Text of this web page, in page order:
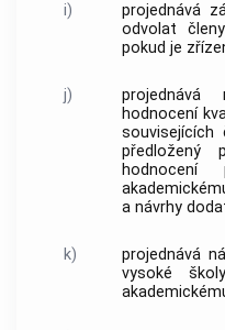
i)
projednává
odvolat
pokud je
j)
hodnocení
souvisejících
předložený
hodnocení
a návrhy
k)
projednává
vysoké